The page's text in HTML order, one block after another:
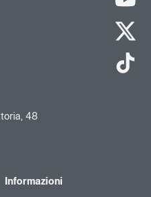
48
Informazioni